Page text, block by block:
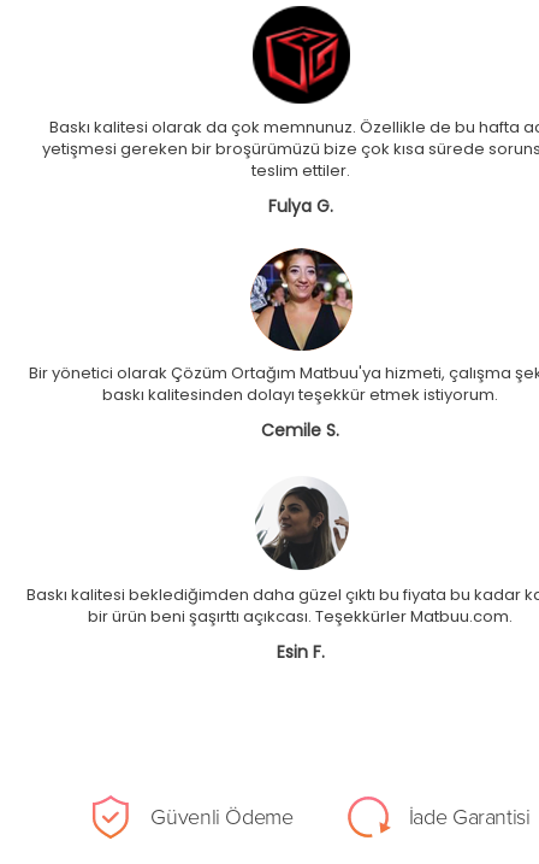
Baskı kalitesi olarak da çok memnunuz. Özellikle de bu hafta
yetişmesi gereken bir broşürümüzü bize çok kısa sürede
teslim ettiler.
Fulya G.
Bir yönetici olarak Çözüm Ortağım Matbuu'ya hizmeti, çalışma
baskı kalitesinden dolayı teşekkür etmek istiyorum.
Cemile S.
Baskı kalitesi beklediğimden daha güzel çıktı bu fiyata bu kadar
bir ürün beni şaşırttı açıkcası. Teşekkürler Matbuu.com.
Esin F.
Güvenli Ödeme İade Garantisi